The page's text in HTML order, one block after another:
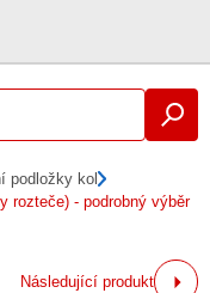
podložky kol
rozteče) - podrobný výběr
Následující produkt